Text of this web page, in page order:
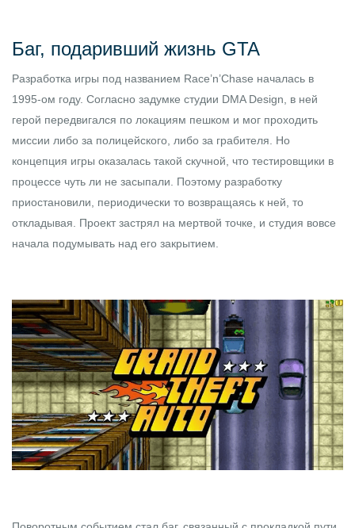
Баг, подаривший жизнь GTA
Разработка игры под названием Race’n’Chase началась в
1995-ом году. Согласно задумке студии DMA Design, в ней
герой передвигался по локациям пешком и мог проходить
миссии либо за полицейского, либо за грабителя. Но
концепция игры оказалась такой скучной, что тестировщики в
процессе чуть ли не засыпали. Поэтому разработку
приостановили, периодически то возвращаясь к ней, то
откладывая. Проект застрял на мертвой точке, и студия вовсе
начала подумывать над его закрытием.